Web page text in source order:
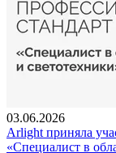
03.06.2026
Arlight приняла
«Специалист в